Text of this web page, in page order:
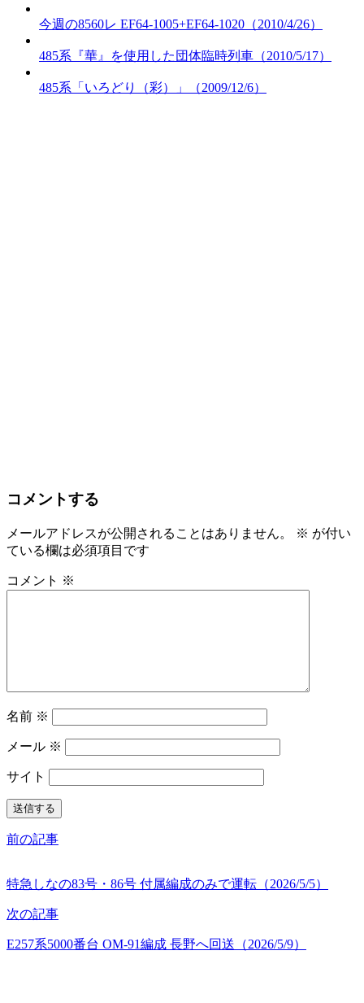
今週の8560レ EF64-1005+EF64-1020（2010/4/26）
485系『華』を使用した団体臨時列車（2010/5/17）
485系「いろどり（彩）」（2009/12/6）
コメントする
メールアドレスが公開されることはありません。 ※ が付い
ている欄は必須項目です
コメント ※
名前 ※
メール ※
サイト
前の記事
特急しなの83号・86号 付属編成のみで運転（2026/5/5）
次の記事
E257系5000番台 OM-91編成 長野へ回送（2026/5/9）